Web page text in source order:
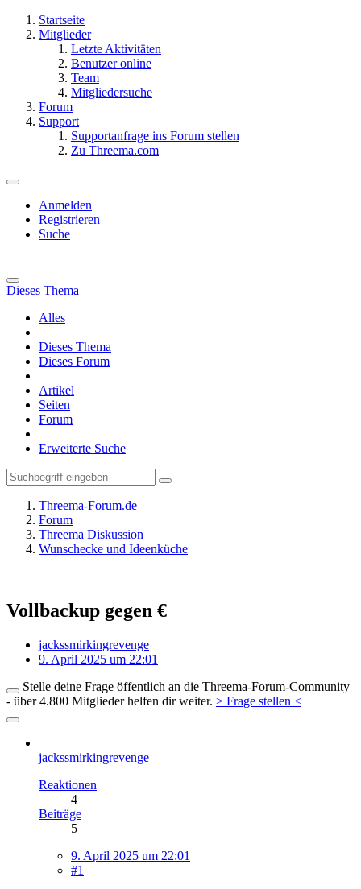
Startseite
Mitglieder
Letzte Aktivitäten
Benutzer online
Team
Mitgliedersuche
Forum
Support
Supportanfrage ins Forum stellen
Zu Threema.com
Anmelden
Registrieren
Suche
Dieses Thema
Alles
Dieses Thema
Dieses Forum
Artikel
Seiten
Forum
Erweiterte Suche
Threema-Forum.de
Forum
Threema Diskussion
Wunschecke und Ideenküche
Vollbackup gegen €
jackssmirkingrevenge
9. April 2025 um 22:01
Stelle deine Frage öffentlich an die Threema-Forum-Community
- über 4.800 Mitglieder helfen dir weiter. > Frage stellen <
jackssmirkingrevenge
Reaktionen
4
Beiträge
5
9. April 2025 um 22:01
#1